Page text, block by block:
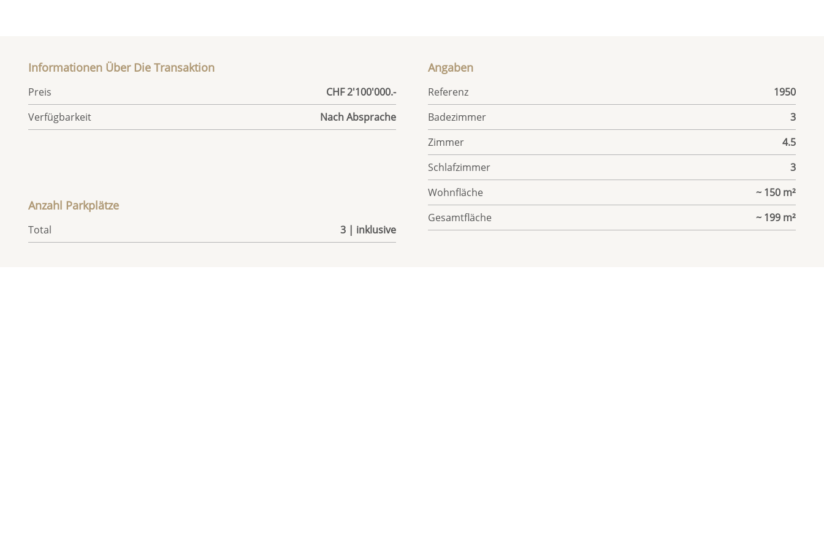
Informationen Über Die Transaktion
Preis
CHF 2'100'000.-
Verfügbarkeit
Nach Absprache
Anzahl Parkplätze
Total 3 | inklusive
Angaben
Referenz
1950
Badezimmer
3
Zimmer
4.5
Schlafzimmer
3
Wohnfläche
~ 150 m²
Gesamtfläche
~ 199 m²